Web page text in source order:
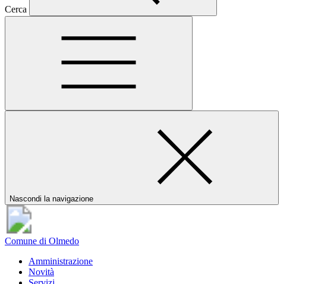
Cerca
Nascondi la navigazione
Comune di Olmedo
Amministrazione
Novità